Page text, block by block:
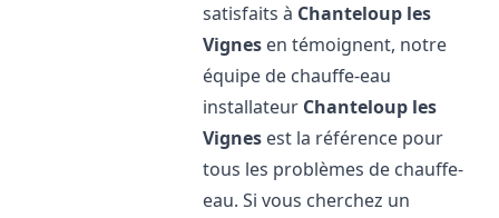
satisfaits à Chanteloup les
Vignes en témoignent, notre
équipe de chauffe-eau
installateur Chanteloup les
Vignes est la référence pour
tous les problèmes de chauffe-
eau. Si vous cherchez un